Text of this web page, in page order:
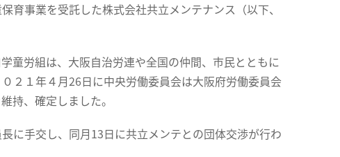
事業を受託した株式会社共立メンテナンス（以下、
童労組は、大阪自治労連や全国の仲間、市民とともに
２１年４月26日に中央労働委員会は大阪府労働委員会
持、確定しました。
に手交し、同月13日に共立メンテとの団体交渉が行わ